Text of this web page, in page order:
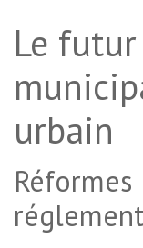
Le
urbain